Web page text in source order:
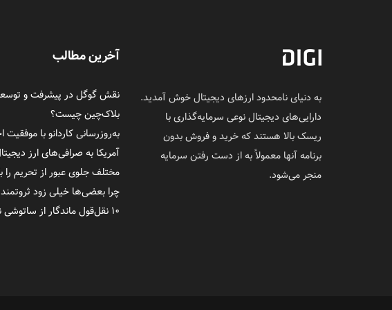
به دنیای نامحدود ارزهای دیجیتال خوش آمدید.
دارایی‌های دیجیتال نوعی سرمایه‌گذاری با
ریسک بالا هستند که خرید و فروش بدون
برنامه آنها معمولاً به از دست رفتن سرمایه
منجر می‌شود.
آخرین مطالب
نقش گوگل در پیشرفت و
بلاک‌چین چیست؟
به‌روزرسانی کاردانو با موفقیت
آمریکا به صرافی‌های ارز
مختلف جلوی عبور از تحریم را
چرا بعضی‌ها خیلی زود
۱۰ نقل‌قول ماندگار از ساتوشی ناکاموتو